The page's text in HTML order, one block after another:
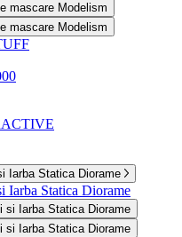
mascare Modelism
mascare Modelism
Iarba Statica Diorame
Iarba Statica Diorame
si Iarba Statica Diorame
si Iarba Statica Diorame